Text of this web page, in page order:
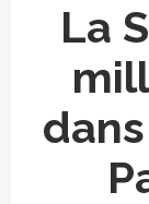
La